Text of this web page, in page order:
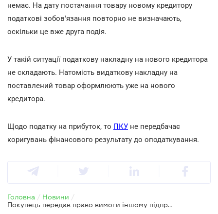
немає. На дату постачання товару новому кредитору
податкові зобов'язання повторно не визначають,
оскільки це вже друга подія.
У такій ситуації податкову накладну на нового кредитора
не складають. Натомість видаткову накладну на
поставлений товар оформлюють уже на нового
кредитора.
Щодо податку на прибуток, то ПКУ не передбачає
коригувань фінансового результату до оподаткування.
Головна / Новини /
Покупець передав право вимоги іншому підприємству: що робити постачальнику